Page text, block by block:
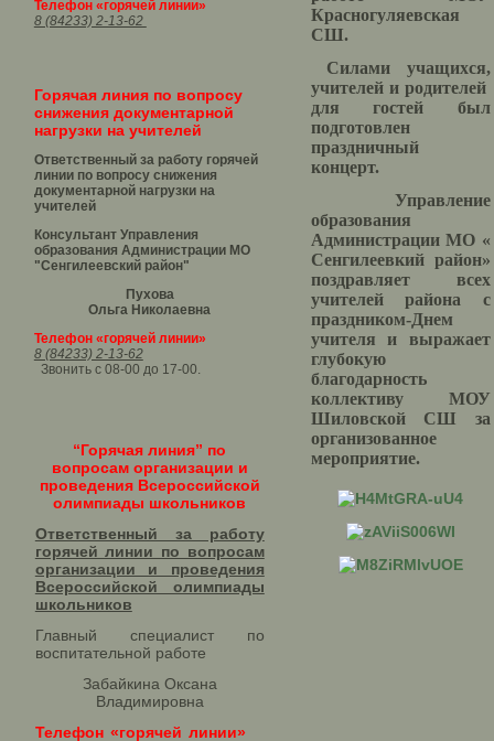
Телефон «горячей линии»
8 (84233) 2-13-62
Горячая линия по вопросу
снижения документарной
нагрузки на учителей
Ответственный за работу горячей
линии по вопросу снижения
документарной нагрузки на
учителей
Консультант Управления
образования Администрации МО
"Сенгилеевский район"
Пухова
Ольга Николаевна
Телефон «горячей линии»
8 (84233) 2-13-62
Звонить с 08-00 до 17-00.
“Горячая линия” по
вопросам организации и
проведения Всероссийской
олимпиады школьников
Ответственный за работу
горячей линии по вопросам
организации и проведения
Всероссийской олимпиады
школьников​
Главный специалист по
воспитательной работе
Забайкина Оксана
Владимировна
Телефон «горячей линии»
Красногуляевская
СШ.
Силами учащихся,
учителей и родителей
для гостей был
подготовлен
праздничный
концерт.
Управление
образования
Администрации МО «
Сенгилеевкий район»
поздравляет всех
учителей района с
праздником-Днем
учителя и выражает
глубокую
благодарность
коллективу МОУ
Шиловской СШ за
организованное
мероприятие.